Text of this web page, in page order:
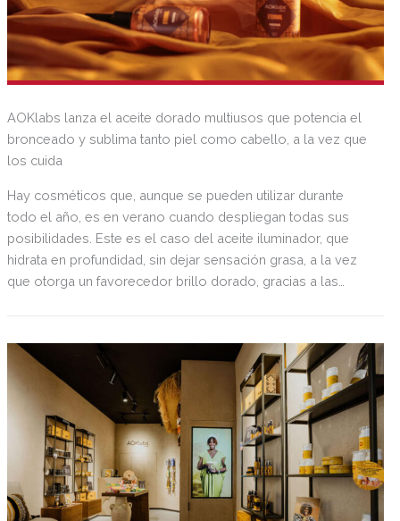
AOKlabs lanza el aceite dorado multiusos que potencia el
bronceado y sublima tanto piel como cabello, a la vez que
los cuida
Hay cosméticos que, aunque se pueden utilizar durante
todo el año, es en verano cuando despliegan todas sus
posibilidades. Este es el caso del aceite iluminador, que
hidrata en profundidad, sin dejar sensación grasa, a la vez
que otorga un favorecedor brillo dorado, gracias a las
también ayuda a pulir la melena, darle un punto luminoso al
rostro o incluso camuflar pequeñas imperfecciones.